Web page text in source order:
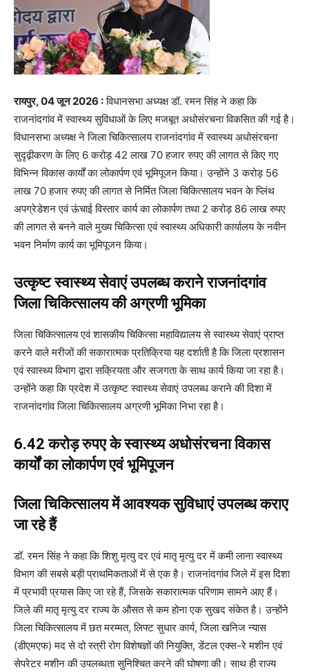
रायपुर, 04 जून 2026 :विधानसभा अध्यक्ष डॉ. रमन सिंह ने कहा कि
राजनांदगांव में स्वास्थ्य सुविधाओं के लिए मजबूत अधोसंरचना विकसित की गई है।
विधानसभा अध्यक्ष ने जिला चिकित्सालय राजनांदगांव में स्वास्थ्य अधोसंरचना
सुदृढ़ीकरण के लिए 6 करोड़ 42 लाख 70 हजार रुपए की लागत से किए गए
विभिन्न विकास कार्यों का लोकार्पण एवं भूमिपूजन किया। उन्होंने 3 करोड़ 56
लाख 70 हजार रुपए की लागत से निर्मित जिला चिकित्सालय भवन के प्लिंथ
अपग्रेडेशन एवं ऊंचाई विस्तार कार्य का लोकार्पण तथा 2 करोड़ 86 लाख रुपए
की लागत से बनने वाले मुख्य चिकित्सा एवं स्वास्थ्य अधिकारी कार्यालय के नवीन
भवन निर्माण कार्य का भूमिपूजन किया।
उत्कृष्ट स्वास्थ्य सेवाएं उपलब्ध कराने राजनांदगांव
जिला चिकित्सालय की अग्रणी भूमिका
जिला चिकित्सालय एवं शासकीय चिकित्सा महाविद्यालय से स्वास्थ्य सेवाएं प्राप्त
करने वाले मरीजों की सकारात्मक प्रतिक्रिया यह दर्शाती है कि जिला प्रशासन
एवं स्वास्थ्य विभाग द्वारा सक्रियता और सजगता के साथ कार्य किया जा रहा है।
उन्होंने कहा कि प्रदेश में उत्कृष्ट स्वास्थ्य सेवाएं उपलब्ध कराने की दिशा में
राजनांदगांव जिला चिकित्सालय अग्रणी भूमिका निभा रहा है।
6.42 करोड़ रुपए के स्वास्थ्य अधोसंरचना विकास
कार्यों का लोकार्पण एवं भूमिपूजन
जिला चिकित्सालय में आवश्यक सुविधाएं उपलब्ध कराए
जा रहे हैं
डॉ. रमन सिंह ने कहा कि शिशु मृत्यु दर एवं मातृ मृत्यु दर में कमी लाना स्वास्थ्य
विभाग की सबसे बड़ी प्राथमिकताओं में से एक है। राजनांदगांव जिले में इस दिशा
में प्रभावी प्रयास किए जा रहे हैं, जिसके सकारात्मक परिणाम सामने आए हैं।
जिले की मातृ मृत्यु दर राज्य के औसत से कम होना एक सुखद संकेत है। उन्होंने
जिला चिकित्सालय में छत मरम्मत, लिफ्ट सुधार कार्य, जिला खनिज न्यास
(डीएमएफ) मद से दो स्त्री रोग विशेषज्ञों की नियुक्ति, डेंटल एक्स-रे मशीन एवं
सेपरेटर मशीन की उपलब्धता सुनिश्चित करने की घोषणा की। साथ ही राज्य